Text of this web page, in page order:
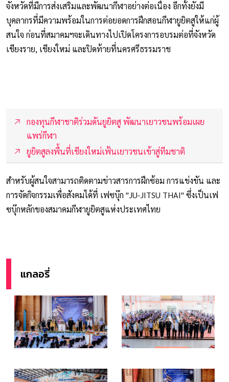
จังหวัดที่มีการส่งเสริมและพัฒนากีฬาอย่างต่อเนื่อง อีกทั้งยังมี
บุคลากรที่มีความพร้อมในการต่อยอดการฝึกสอนกีฬายูยิตสูให้แก่ผู้
สนใจ ก่อนที่สมาคมฯจะเดินทางไปเปิดโครงการอบรมต่อที่จังหวัด
เชียงราย, เชียงใหม่ และปิดท้ายที่นครศรีธรรมราช
กองทุนกีฬาชาติร่วมดันยูยิตสู พัฒนาเยาวชนพร้อมเผย
แพร่กีฬา
ยูยิตสูลงพื้นที่เชียงใหม่เฟ้นเยาวชนเข้าสู่ทีมชาติ
สำหรับผู้สนใจสามารถติดตามข่าวสารการฝึกซ้อม การแข่งขัน และ
การจัดกิจกรรมเพื่อสังคมได้ที่ เฟซบุ๊ก "JU-JITSU THAI" ซึ่งเป็นเฟ
ซบุ๊กหลักของสมาคมกีฬายูยิตสูแห่งประเทศไทย
แกลอรี่